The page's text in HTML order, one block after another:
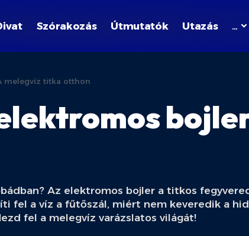
Szórakozás Útmutatók Utazás …
melegvíz titka otthon
Az elektromos bojler a titkos
fel a víz a fűtőszál, miért nem keveredik a
fel a melegvíz varázslatos világát!